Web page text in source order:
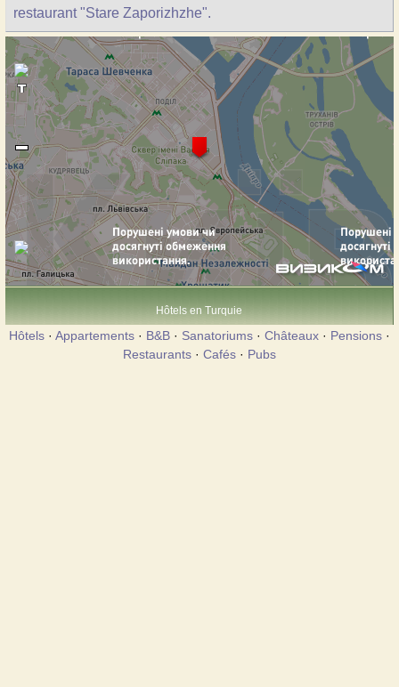
restaurant "Stare Zaporizhzhe".
Hôtels en Turquie
Hôtels · Appartements · B&B · Sanatoriums · Châteaux · Pensions ·
Restaurants · Cafés · Pubs